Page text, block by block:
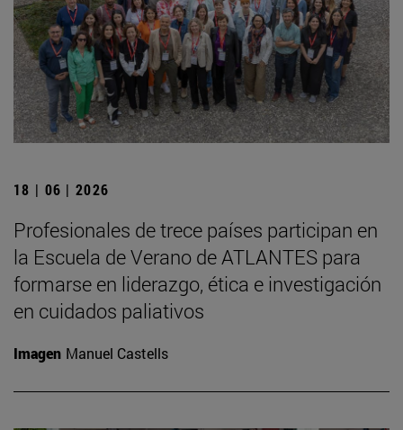
18 | 06 | 2026
Profesionales de trece países participan en
la Escuela de Verano de ATLANTES para
formarse en liderazgo, ética e investigación
en cuidados paliativos
Imagen Manuel Castells